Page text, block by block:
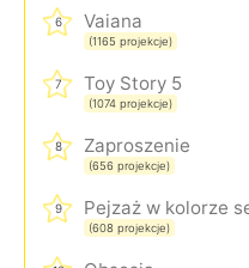
6 Vaiana
(1165 projekcje)
7 Toy Story 5
(1074 projekcje)
8 Zaproszenie
(656 projekcje)
9 Pejzaż w kolorze
(608 projekcje)